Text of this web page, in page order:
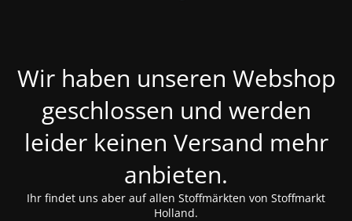
Wir haben unseren Webshop
geschlossen und werden
leider keinen Versand mehr
anbieten.
Ihr findet uns aber auf allen Stoffmärkten von Stoffmarkt
Holland.